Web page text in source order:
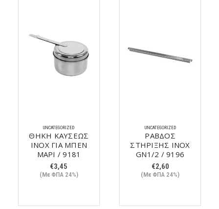
UNCATEGORIZED
ΘΗΚΗ ΚΑΥΣΕΩΣ
ΙΝΟΧ ΓΙΑ ΜΠΕΝ
ΜΑΡΙ / 9181
€3,45
(Με ΦΠΑ 24%)
UNCATEGORIZED
ΡΑΒΔΟΣ
ΣΤΗΡΙΞΗΣ ΙΝΟΧ
GN1/2 / 9196
€2,60
(Με ΦΠΑ 24%)